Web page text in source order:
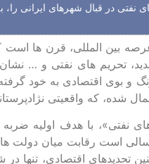
نفتی در قبال شهرهای ایرانی
‌المللی، قرن ‌ها است
تحریم های نفتی و …
و بوی اقتصادی به خود
شده، که واقعیتی
نفتی»، با هدف اولیه
است رقابت میان ‌دولت‌ ها
چنین تحدید‌های اقتصادی،